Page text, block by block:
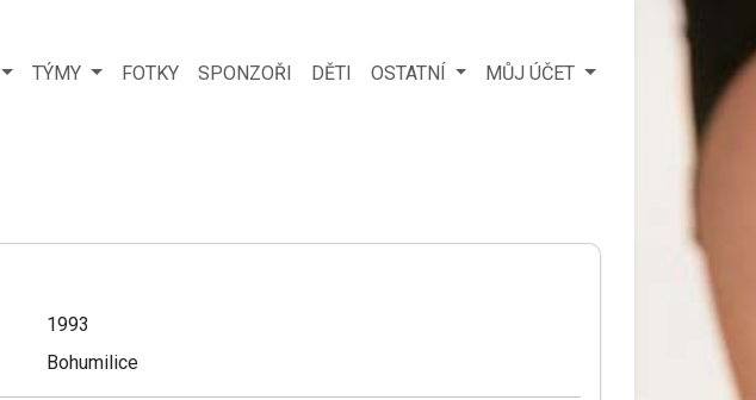
TÝMY FOTKY SPONZOŘI DĚTI OSTATNÍ MŮJ ÚČET
1993
Bohumilice